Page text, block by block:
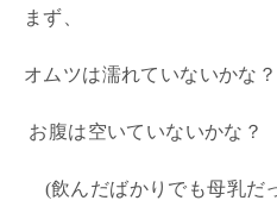
まず、
オムツは濡れていないかな？
お腹は空いていないかな？
(飲んだばかりでも母乳だ